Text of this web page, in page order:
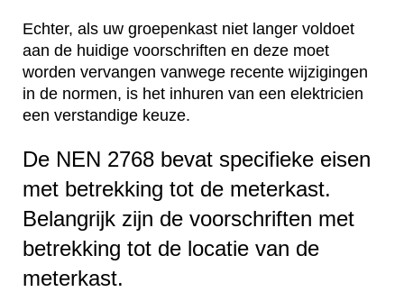
Echter, als uw groepenkast niet langer voldoet
aan de huidige voorschriften en deze moet
worden vervangen vanwege recente wijzigingen
in de normen, is het inhuren van een elektricien
een verstandige keuze.
De NEN 2768 bevat specifieke eisen
met betrekking tot de meterkast.
Belangrijk zijn de voorschriften met
betrekking tot de locatie van de
meterkast.